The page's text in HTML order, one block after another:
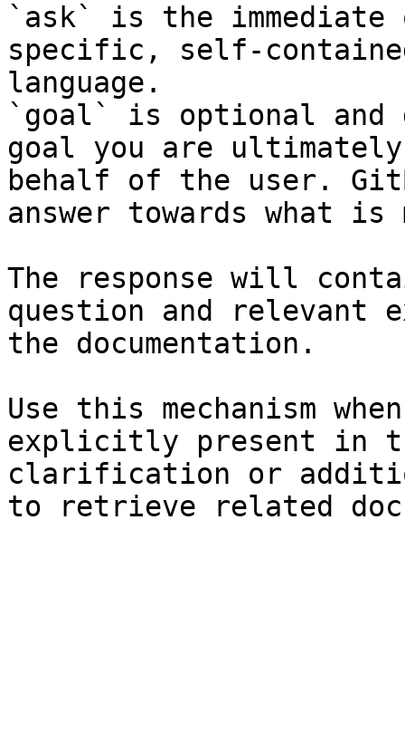
`ask` is the
specific, self-
language.
`goal` is optional and
goal you are
behalf of the user.
answer towards what
The response will
question and relevant
the documentation.
Use this mechanism
explicitly present in
clarification or